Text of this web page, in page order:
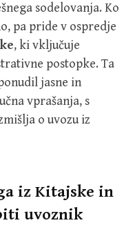
sodelovanja. Ko
pa pride v ospredje
, ki vključuje
postopke. Ta
jasne in
vprašanja, s
o uvozu iz
iz Kitajske in
uvoznik